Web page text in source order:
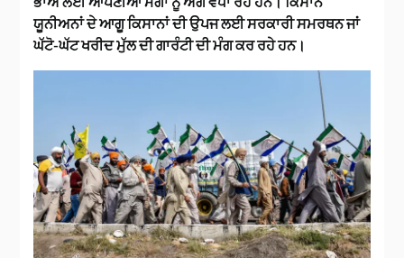
ਯੂਨੀਅਨਾਂ ਦੇ ਆਗੂ ਕਿਸਾਨਾਂ ਦੀ ਉਪਜ ਲਈ ਸਰਕਾਰੀ ਸਮਰਥਨ ਜਾਂ
ਘੱਟੋ-ਘੱਟ ਖਰੀਦ ਮੁੱਲ ਦੀ ਗਾਰੰਟੀ ਦੀ ਮੰਗ ਕਰ ਰਹੇ ਹਨ।